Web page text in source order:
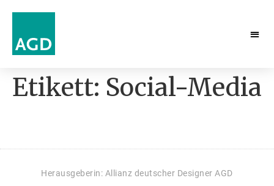
Etikett: Social-Media
Herausgeberin: Allianz deutscher Designer AGD